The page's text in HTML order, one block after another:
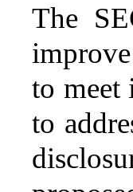
The
to meet
to